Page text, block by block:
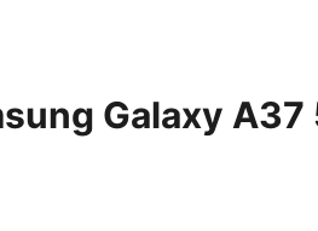
Galaxy A37